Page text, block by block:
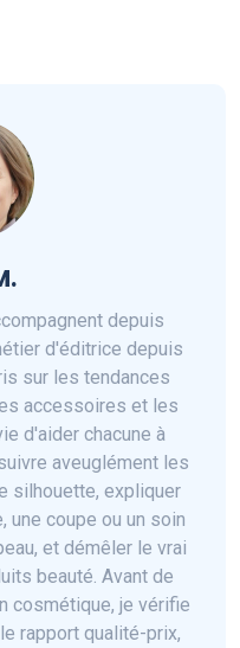
depuis
d'éditrice depuis
sur les tendances
accessoires et les
d'aider chacune à
aveuglément les
silhouette, expliquer
une coupe ou un soin
et démêler le vrai
beauté. Avant de
cosmétique, je vérifie
rapport qualité-prix,